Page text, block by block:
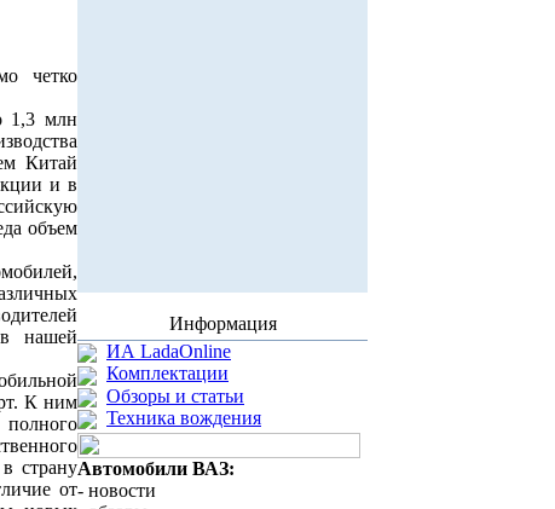
четко
1,3 млн
Китай
и в
объем
в нашей
К ним
страну
от
Информация
ИА LadaOnline
Комплектации
Обзоры и статьи
Техника вождения
Автомобили ВАЗ:
- новости